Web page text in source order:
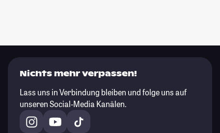
Nichts mehr verpassen!
Lass uns in Verbindung bleiben und folge uns auf
unseren Social-Media Kanälen.